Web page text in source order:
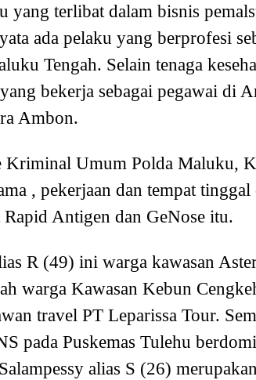
yang terlibat dalam bisnis
ada pelaku yang berprofesi
Tengah. Selain tenaga
bekerja sebagai pegawai di
Ambon.
Kriminal Umum Polda Maluku,
, pekerjaan dan tempat
Rapid Antigen dan GeNose itu.
R (49) ini warga kawasan
warga Kawasan Kebun
travel PT Leparissa Tour.
pada Puskemas Tulehu
alias S (26)